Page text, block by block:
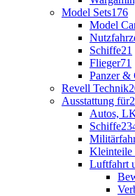
Model Sets176
Model
Schiffe21
Flieger71
Panzer &
Revell Technik
Ausstattung für
Autos,
Schiffe
Kleinteile
Luftfahrt